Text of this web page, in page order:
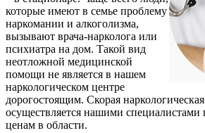
которые имеют в семье проблему
наркомании и алкоголизма,
вызывают врача-нарколога или
психиатра на дом. Такой вид
неотложной медицинской
помощи не является в нашем
наркологическом центре
дорогостоящим. Скорая
осуществляется нашими
ценам в области.